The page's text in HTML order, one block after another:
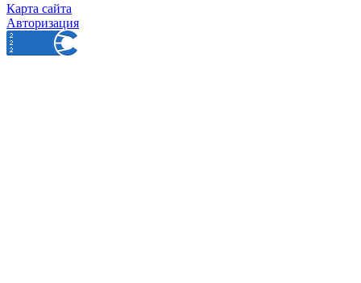
Карта сайта
Авторизация